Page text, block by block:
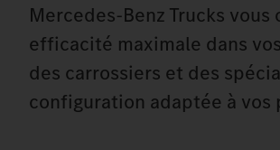
Mercedes‑Benz Trucks
efficacité maximale dans
des carrossiers et des
configuration adaptée à vos